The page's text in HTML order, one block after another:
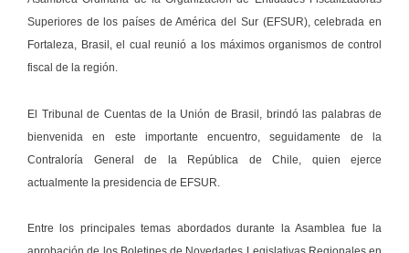
Superiores de los países de América del Sur (EFSUR), celebrada en
Fortaleza, Brasil, el cual reunió a los máximos organismos de control
fiscal de la región.
El Tribunal de Cuentas de la Unión de Brasil, brindó las palabras de
bienvenida en este importante encuentro, seguidamente de la
Contraloría General de la República de Chile, quien ejerce
actualmente la presidencia de EFSUR.
Entre los principales temas abordados durante la Asamblea fue la